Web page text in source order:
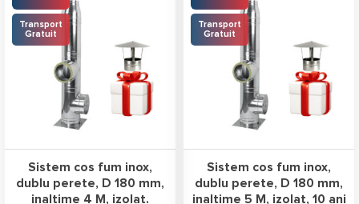
Transport
Gratuit
Sistem cos fum inox,
dublu perete, D 180 mm,
inaltime 4 M, izolat.
Transport
Gratuit
Sistem cos fum inox,
dublu perete, D 180 mm,
inaltime 5 M, izolat, 10 ani